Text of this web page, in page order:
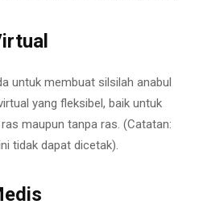
untuk membuat silsilah anabul
yang fleksibel, baik untuk
maupun tanpa ras. (Catatan:
tidak dapat dicetak).